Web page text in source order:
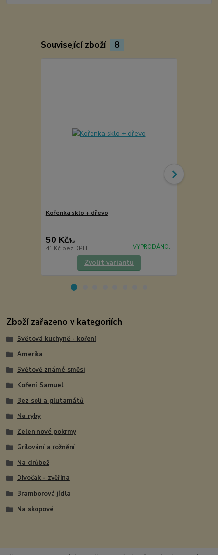
Související zboží 8
Kořenka sklo + dřevo
50 Kč/ks
41 Kč bez DPH VYPRODÁNO.
Zvolit variantu
Zboží zařazeno v kategoriích
Světová kuchyně - koření
Amerika
Světově známé směsi
Koření Samuel
Bez soli a glutamátů
Na ryby
Zeleninové pokrmy
Grilování a rožnění
Na drůbež
Divočák - zvěřina
Bramborová jídla
Na skopové